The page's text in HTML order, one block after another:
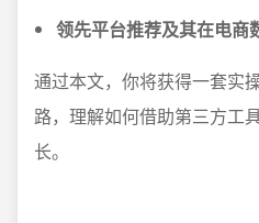
领先平台推荐及其在电商
通过本文，你将获得一套实
路，理解如何借助第三方工
长。